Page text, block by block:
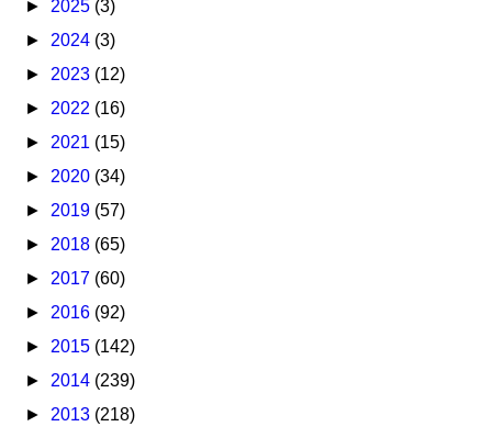
► 2025 (3)
► 2024 (3)
► 2023 (12)
► 2022 (16)
► 2021 (15)
► 2020 (34)
► 2019 (57)
► 2018 (65)
► 2017 (60)
► 2016 (92)
► 2015 (142)
► 2014 (239)
► 2013 (218)